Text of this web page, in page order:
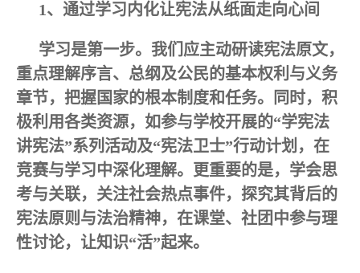
1、通过学习内化让宪法从纸面走向心间
学习是第一步。我们应主动研读宪法原文，
重点理解序言、总纲及公民的基本权利与义务
章节，把握国家的根本制度和任务。同时，积
极利用各类资源，如参与学校开展的“学宪法
讲宪法”系列活动及“宪法卫士”行动计划，在
竞赛与学习中深化理解。更重要的是，学会思
考与关联，关注社会热点事件，探究其背后的
宪法原则与法治精神，在课堂、社团中参与理
性讨论，让知识“活”起来。